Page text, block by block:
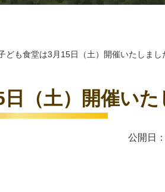
ども食堂は3月15日（土）開催いたしまし
（土）開催いた
公開日